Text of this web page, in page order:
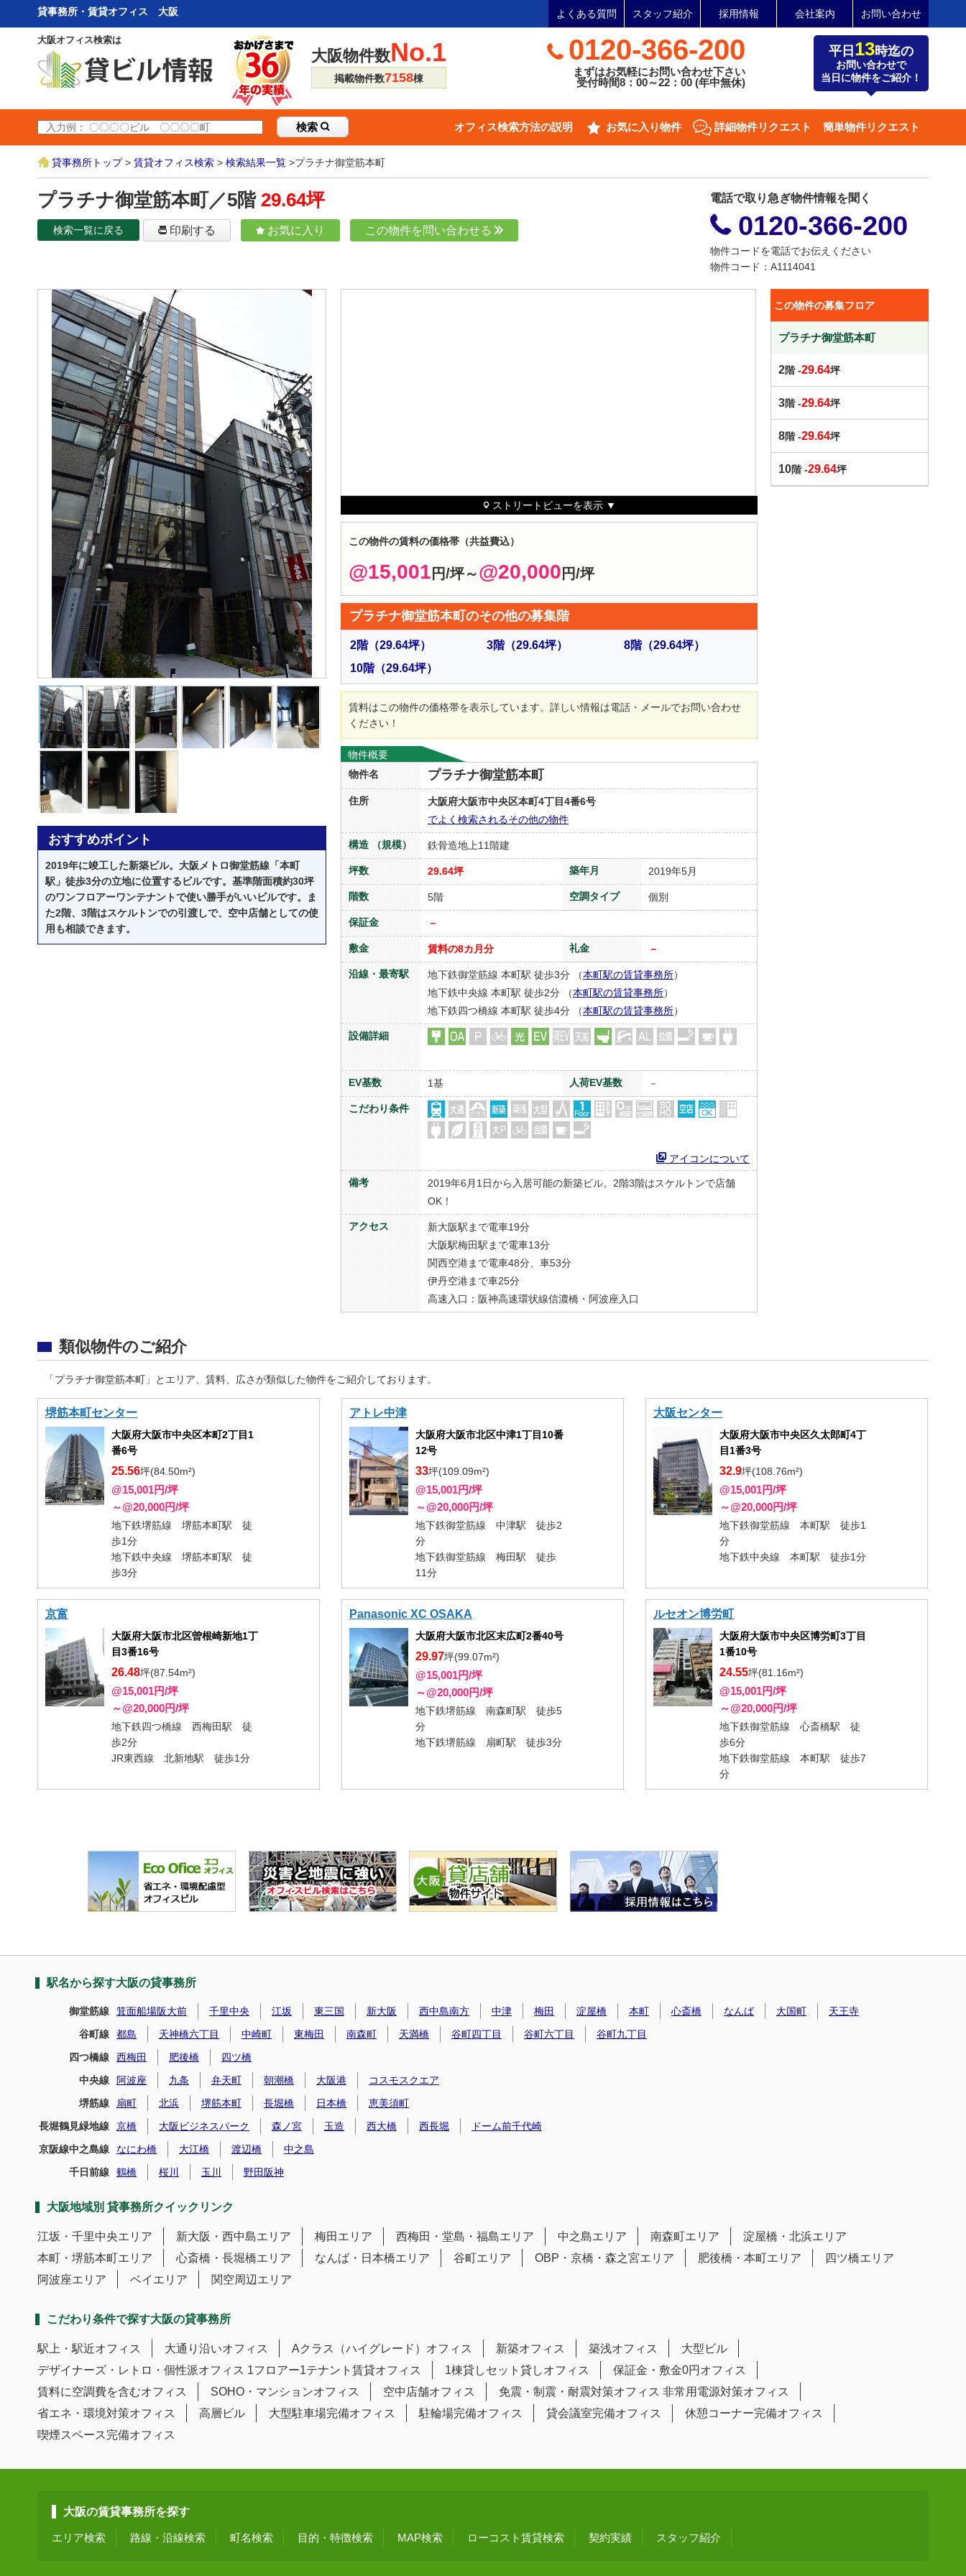
貸事務所・賃貸オフィス 大阪 よくある質問 スタッフ紹介 採用情報 会社案内 お問い合わせ
大阪オフィス検索は
大阪物件数No.1
掲載物件数7158棟
0120-366-200
まずはお気軽にお問い合わせ下さい
受付時間8：00～22：00 (年中無休)
平日 13時迄の
お問い合わせで
当日に物件をご紹介！
検索 オフィス検索方法の説明 お気に入り物件 詳細物件リクエスト 簡単物件リクエスト
貸事務所トップ> 賃貸オフィス検索 > 検索結果一覧 >プラチナ御堂筋本町
プラチナ御堂筋本町／5階 29.64坪
検索一覧に戻る 印刷する お気に入り この物件を問い合わせる
電話で取り急ぎ物件情報を聞く
0120-366-200
物件コードを電話でお伝えください
物件コード：A1114041
おすすめポイント
2019年に竣工した新築ビル。大阪メトロ御堂筋線「本町
駅」徒歩3分の立地に位置するビルです。基準階面積約30坪
のワンフロアーワンテナントで使い勝手がいいビルです。ま
た2階、3階はスケルトンでの引渡しで、空中店舗としての使
用も相談できます。
ストリートビューを表示 ▼
この物件の賃料の価格帯（共益費込）
@15,001 円/坪～@20,000 円/坪
プラチナ御堂筋本町のその他の募集階
2階（29.64坪） 3階（29.64坪） 8階（29.64坪）
10階（29.64坪）
賃料はこの物件の価格帯を表示しています。詳しい情報は電話・メールでお問い合わせ
ください！
物件概要
物件名
プラチナ御堂筋本町
住所
大阪府大阪市中央区本町4丁目4番6号
でよく検索されるその他の物件
構造 （規模） 鉄骨造地上11階建
坪数 29.64坪 築年月 2019年5月
階数 5階 空調タイプ 個別
保証金 －
敷金 賃料の8カ月分 礼金 －
沿線・最寄駅 地下鉄御堂筋線 本町駅 徒歩3分 （本町駅の賃貸事務所）
地下鉄中央線 本町駅 徒歩2分 （本町駅の賃貸事務所）
地下鉄四つ橋線 本町駅 徒歩4分 （本町駅の賃貸事務所）
設備詳細
EV基数 1基 人荷EV基数 －
こだわり条件
アイコンについて
備考
2019年6月1日から入居可能の新築ビル。2階3階はスケルトンで店舗
OK！
アクセス
新大阪駅まで電車19分
大阪駅梅田駅まで電車13分
関西空港まで電車48分、車53分
伊丹空港まで車25分
高速入口：阪神高速環状線信濃橋・阿波座入口
この物件の募集フロア
プラチナ御堂筋本町
2階 -29.64坪
3階 -29.64坪
8階 -29.64坪
10階 -29.64坪
類似物件のご紹介
「プラチナ御堂筋本町」とエリア、賃料、広さが類似した物件をご紹介しております。
堺筋本町センター
大阪府大阪市中央区本町2丁目1
番6号
25.56坪(84.50m²)
@15,001円/坪
～@20,000円/坪
地下鉄堺筋線 堺筋本町駅 徒
歩1分
地下鉄中央線 堺筋本町駅 徒
歩3分
アトレ中津
大阪府大阪市北区中津1丁目10番
12号
33坪(109.09m²)
@15,001円/坪
～@20,000円/坪
地下鉄御堂筋線 中津駅 徒歩2
分
地下鉄御堂筋線 梅田駅 徒歩
11分
大阪センター
大阪府大阪市中央区久太郎町4丁
目1番3号
32.9坪(108.76m²)
@15,001円/坪
～@20,000円/坪
地下鉄御堂筋線 本町駅 徒歩1
分
地下鉄中央線 本町駅 徒歩1分
京富
大阪府大阪市北区曽根崎新地1丁
目3番16号
26.48坪(87.54m²)
@15,001円/坪
～@20,000円/坪
地下鉄四つ橋線 西梅田駅 徒
歩2分
JR東西線 北新地駅 徒歩1分
Panasonic XC OSAKA
大阪府大阪市北区末広町2番40号
29.97坪(99.07m²)
@15,001円/坪
～@20,000円/坪
地下鉄堺筋線 南森町駅 徒歩5
分
地下鉄堺筋線 扇町駅 徒歩3分
ルセオン博労町
大阪府大阪市中央区博労町3丁目
1番10号
24.55坪(81.16m²)
@15,001円/坪
～@20,000円/坪
地下鉄御堂筋線 心斎橋駅 徒
歩6分
地下鉄御堂筋線 本町駅 徒歩7
分
駅名から探す大阪の貸事務所
御堂筋線 箕面船場阪大前 千里中央 江坂 東三国 新大阪 西中島南方 中津 梅田 淀屋橋 本町 心斎橋 なんば 大国町
天王寺
谷町線
都島 天神橋六丁目 中崎町 東梅田 南森町 天満橋 谷町四丁目 谷町六丁目
谷町九丁目
四つ橋線
西梅田 肥後橋
四ツ橋
中央線
阿波座 九条 弁天町 朝潮橋 大阪港
コスモスクエア
堺筋線
扇町 北浜 堺筋本町 長堀橋 日本橋
恵美須町
長堀鶴見緑地線
京橋 大阪ビジネスパーク 森ノ宮 玉造 西大橋 西長堀
ドーム前千代崎
京阪線中之島線
なにわ橋 大江橋 渡辺橋
中之島
千日前線
鶴橋 桜川 玉川 野田阪神
大阪地域別 貸事務所クイックリンク
江坂・千里中央エリア 新大阪・西中島エリア 梅田エリア 西梅田・堂島・福島エリア 中之島エリア 南森町エリア
淀屋橋・北浜エリア
本町・堺筋本町エリア
心斎橋・長堀橋エリア なんば・日本橋エリア 谷町エリア OBP・京橋・森之宮エリア 肥後橋・本町エリア
四ツ橋エリア
阿波座エリア
ベイエリア 関空周辺エリア
こだわり条件で探す大阪の貸事務所
駅上・駅近オフィス 大通り沿いオフィス Aクラス（ハイグレード）オフィス 新築オフィス 築浅オフィス
大型ビル
デザイナーズ・レトロ・個性派オフィス 1フロアー1テナント賃貸オフィス 1棟貸しセット貸しオフィス
保証金・敷金0円オフィス
賃料に空調費を含むオフィス
SOHO・マンションオフィス 空中店舗オフィス 免震・制震・耐震対策オフィス 非常用電源対策オフィス
省エネ・環境対策オフィス
高層ビル 大型駐車場完備オフィス 駐輪場完備オフィス 貸会議室完備オフィス
休憩コーナー完備オフィス
喫煙スペース完備オフィス
大阪の賃貸事務所を探す
エリア検索 路線・沿線検索 町名検索 目的・特徴検索 MAP検索 ローコスト賃貸検索 契約実績 スタッフ紹介